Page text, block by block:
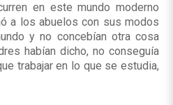
en este mundo moderno
a los abuelos con sus modos
y no concebían otra cosa
habían dicho, no conseguía
trabajar en lo que se estudia,